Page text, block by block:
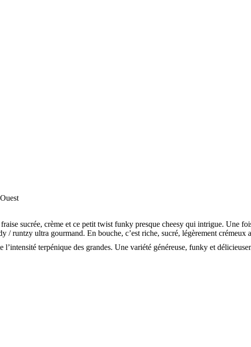
fraise sucrée, crème et ce petit twist funky presque cheesy qui intrigue. Une
/ runtzy ultra gourmand. En bouche, c’est riche, sucré, légèrement
l’intensité terpénique des grandes. Une variété généreuse, funky et